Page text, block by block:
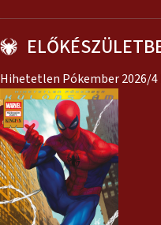
Hihetetlen Pókember 2026/4